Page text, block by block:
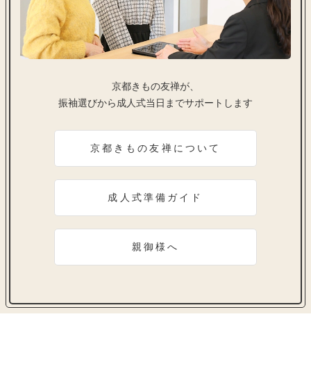
京都きもの友禅が、
振袖選びから成人式当日までサポートします
京都きもの友禅について
成人式準備ガイド
親御様へ